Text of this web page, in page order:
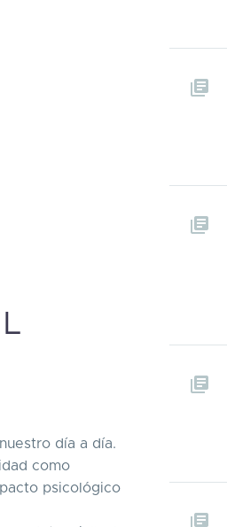
día a día.
como
psicológico